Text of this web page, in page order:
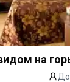
на
До